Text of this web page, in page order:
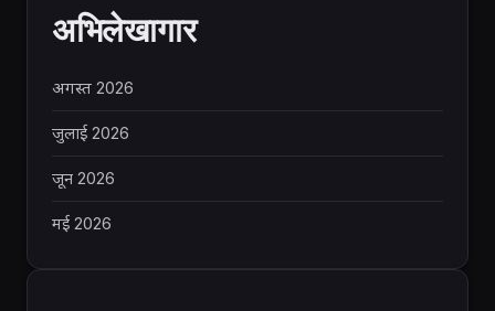
अभिलेखागार
अगस्त 2026
जुलाई 2026
जून 2026
मई 2026